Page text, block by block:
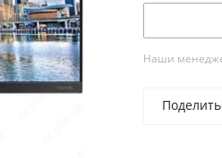
Наши